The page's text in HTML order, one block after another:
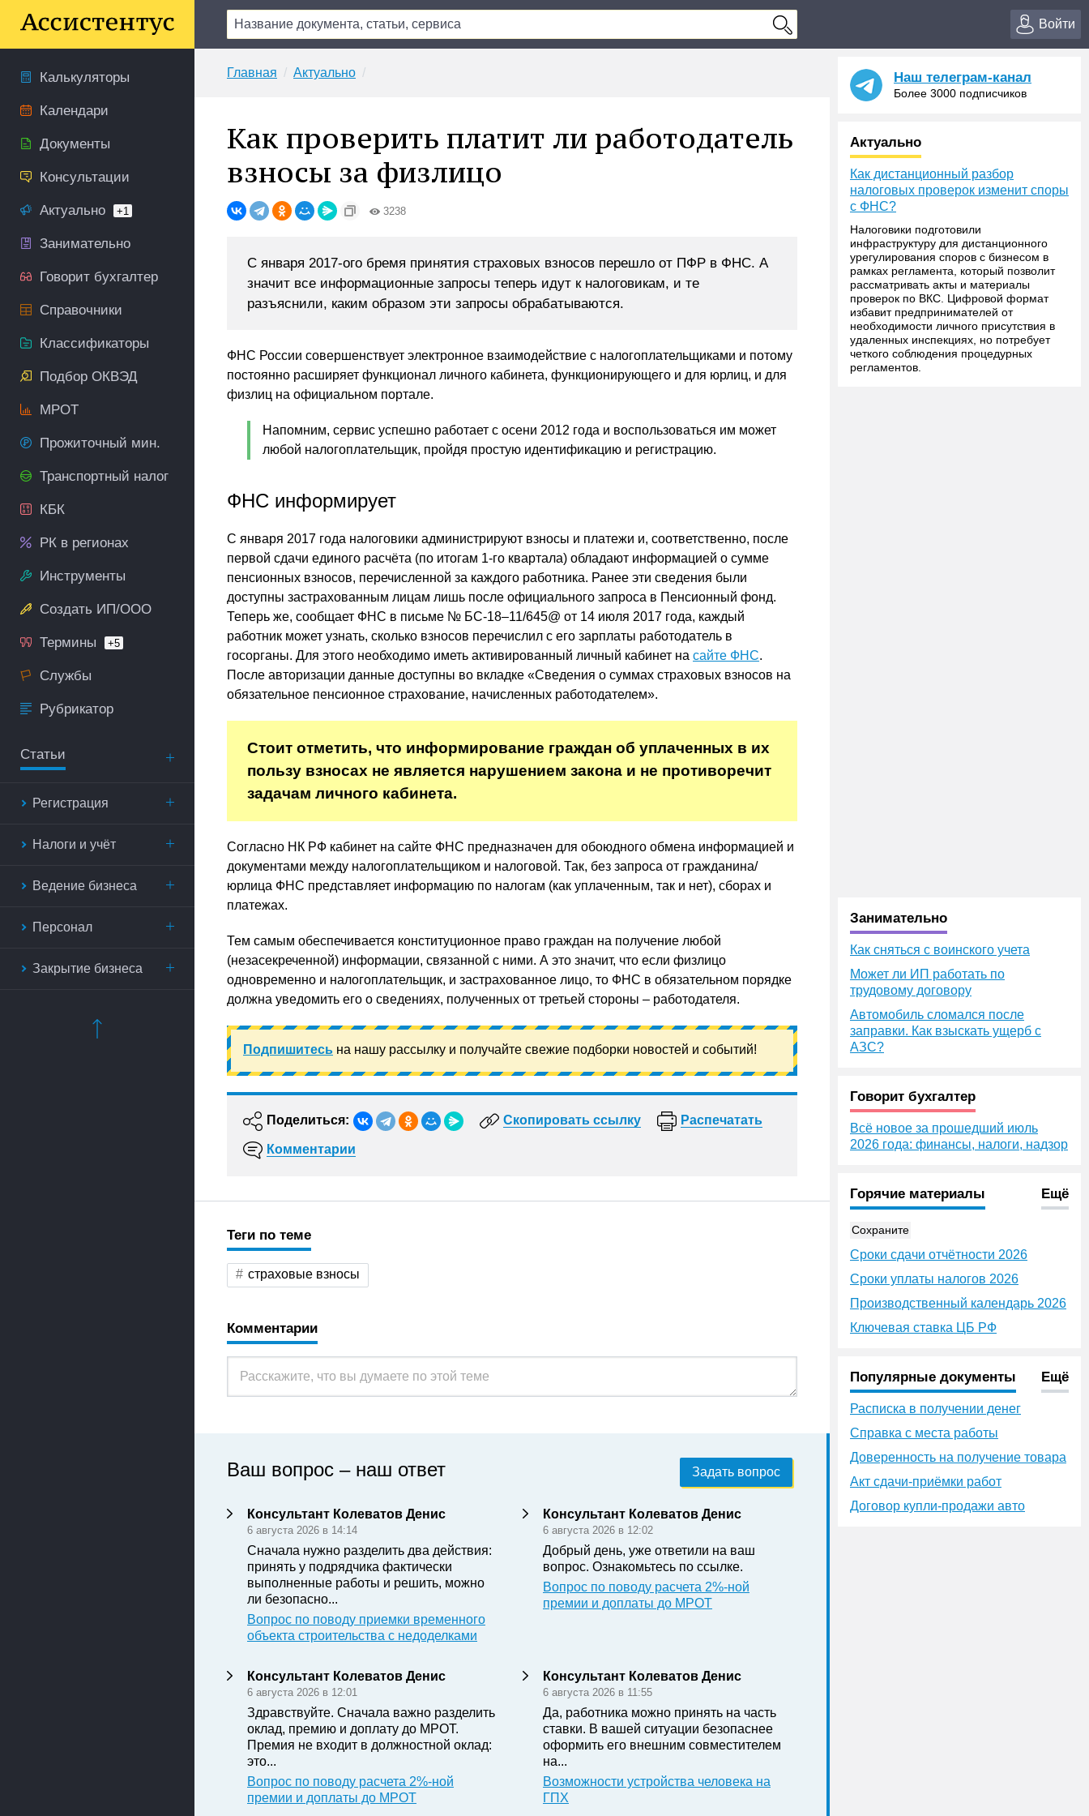
Войти
Калькуляторы
Календари
Документы
Консультации
Актуально +1
Занимательно
Говорит бухгалтер
Справочники
Классификаторы
Подбор ОКВЭД
МРОТ
Прожиточный мин.
Транспортный налог
КБК
РК в регионах
Инструменты
Создать ИП/ООО
Термины +5
Службы
Рубрикатор
Статьи
Регистрация
Налоги и учёт
Ведение бизнеса
Персонал
Закрытие бизнеса
Главная Актуально
Как проверить платит ли работодатель
взносы за физлицо
3238
С января 2017-ого бремя принятия страховых взносов перешло от ПФР в ФНС. А
значит все информационные запросы теперь идут к налоговикам, и те
разъяснили, каким образом эти запросы обрабатываются.
ФНС России совершенствует электронное взаимодействие с налогоплательщиками и потому
постоянно расширяет функционал личного кабинета, функционирующего и для юрлиц, и для
физлиц на официальном портале.
Напомним, сервис успешно работает с осени 2012 года и воспользоваться им может
любой налогоплательщик, пройдя простую идентификацию и регистрацию.
ФНС информирует
С января 2017 года налоговики администрируют взносы и платежи и, соответственно, после
первой сдачи единого расчёта (по итогам 1-го квартала) обладают информацией о сумме
пенсионных взносов, перечисленной за каждого работника. Ранее эти сведения были
доступны застрахованным лицам лишь после официального запроса в Пенсионный фонд.
Теперь же, сообщает ФНС в письме № БС-18–11/645@ от 14 июля 2017 года, каждый
работник может узнать, сколько взносов перечислил с его зарплаты работодатель в
госорганы. Для этого необходимо иметь активированный личный кабинет на сайте ФНС.
После авторизации данные доступны во вкладке «Сведения о суммах страховых взносов на
обязательное пенсионное страхование, начисленных работодателем».
Стоит отметить, что информирование граждан об уплаченных в их
пользу взносах не является нарушением закона и не противоречит
задачам личного кабинета.
Согласно НК РФ кабинет на сайте ФНС предназначен для обоюдного обмена информацией и
документами между налогоплательщиком и налоговой. Так, без запроса от гражданина/
юрлица ФНС представляет информацию по налогам (как уплаченным, так и нет), сборах и
платежах.
Тем самым обеспечивается конституционное право граждан на получение любой
(незасекреченной) информации, связанной с ними. А это значит, что если физлицо
одновременно и налогоплательщик, и застрахованное лицо, то ФНС в обязательном порядке
должна уведомить его о сведениях, полученных от третьей стороны – работодателя.
Подпишитесь на нашу рассылку и получайте свежие подборки новостей и событий!
Поделиться: Скопировать ссылку Распечатать
Комментарии
Теги по теме
страховые взносы
Комментарии
Ваш вопрос – наш ответ Задать вопрос
Консультант Колеватов Денис
6 августа 2026 в 14:14
Сначала нужно разделить два действия:
принять у подрядчика фактически
выполненные работы и решить, можно
ли безопасно...
Вопрос по поводу приемки временного
объекта строительства с недоделками
Консультант Колеватов Денис
6 августа 2026 в 12:02
Добрый день, уже ответили на ваш
вопрос. Ознакомьтесь по ссылке .
Вопрос по поводу расчета 2%-ной
премии и доплаты до МРОТ
Консультант Колеватов Денис
6 августа 2026 в 12:01
Здравствуйте. Сначала важно разделить
оклад, премию и доплату до МРОТ.
Премия не входит в должностной оклад:
это...
Вопрос по поводу расчета 2%-ной
премии и доплаты до МРОТ
Консультант Колеватов Денис
6 августа 2026 в 11:55
Да, работника можно принять на часть
ставки. В вашей ситуации безопаснее
оформить его внешним совместителем
на...
Возможности устройства человека на
ГПХ
Наш телеграм-канал
Более 3000 подписчиков
Актуально
Как дистанционный разбор
налоговых проверок изменит споры
с ФНС?
Налоговики подготовили
инфраструктуру для дистанционного
урегулирования споров с бизнесом в
рамках регламента, который позволит
рассматривать акты и материалы
проверок по ВКС. Цифровой формат
избавит предпринимателей от
необходимости личного присутствия в
удаленных инспекциях, но потребует
четкого соблюдения процедурных
регламентов.
Занимательно
Как сняться с воинского учета
Может ли ИП работать по
трудовому договору
Автомобиль сломался после
заправки. Как взыскать ущерб с
АЗС?
Говорит бухгалтер
Всё новое за прошедший июль
2026 года: финансы, налоги, надзор
Горячие материалы Ещё
Сохраните
Сроки сдачи отчётности 2026
Сроки уплаты налогов 2026
Производственный календарь 2026
Ключевая ставка ЦБ РФ
Популярные документы Ещё
Расписка в получении денег
Справка с места работы
Доверенность на получение товара
Акт сдачи-приёмки работ
Договор купли-продажи авто